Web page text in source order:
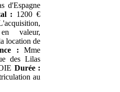
d'Espagne
: 1200 €
valeur,
location de
: Mme
des Lilas
Durée :
au